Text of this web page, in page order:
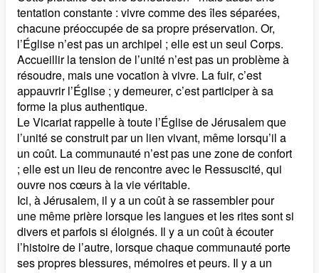
tentation constante : vivre comme des îles séparées,
chacune préoccupée de sa propre préservation. Or,
l’Église n’est pas un archipel ; elle est un seul Corps.
Accueillir la tension de l’unité n’est pas un problème à
résoudre, mais une vocation à vivre. La fuir, c’est
appauvrir l’Église ; y demeurer, c’est participer à sa
forme la plus authentique.
Le Vicariat rappelle à toute l’Église de Jérusalem que
l’unité se construit par un lien vivant, même lorsqu’il a
un coût. La communauté n’est pas une zone de confort
; elle est un lieu de rencontre avec le Ressuscité, qui
ouvre nos cœurs à la vie véritable.
Ici, à Jérusalem, il y a un coût à se rassembler pour
une même prière lorsque les langues et les rites sont si
divers et parfois si éloignés. Il y a un coût à écouter
l’histoire de l’autre, lorsque chaque communauté porte
ses propres blessures, mémoires et peurs. Il y a un